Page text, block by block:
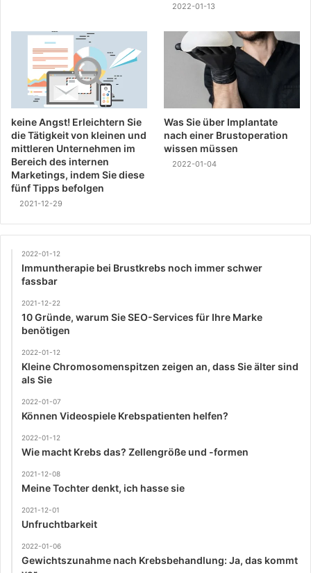
2022-01-13
keine Angst! Erleichtern Sie
die Tätigkeit von kleinen und
mittleren Unternehmen im
Bereich des internen
Marketings, indem Sie diese
fünf Tipps befolgen
2021-12-29
Was Sie über Implantate
nach einer Brustoperation
wissen müssen
2022-01-04
2022-01-12
Immuntherapie bei Brustkrebs noch immer schwer
fassbar
2021-12-22
10 Gründe, warum Sie SEO-Services für Ihre Marke
benötigen
2022-01-12
Kleine Chromosomenspitzen zeigen an, dass Sie älter sind
als Sie
2022-01-07
Können Videospiele Krebspatienten helfen?
2022-01-12
Wie macht Krebs das? Zellengröße und -formen
2021-12-08
Meine Tochter denkt, ich hasse sie
2021-12-01
Unfruchtbarkeit
2022-01-06
Gewichtszunahme nach Krebsbehandlung: Ja, das kommt